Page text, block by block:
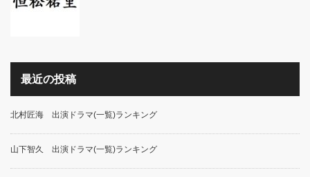
最近の投稿
北村匠海 出演ドラマ(一覧)ランキング
山下智久 出演ドラマ(一覧)ランキング